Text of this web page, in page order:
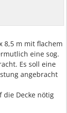
8,5 m mit flachem
eine sog.
Es soll eine
angebracht
die Decke nötig